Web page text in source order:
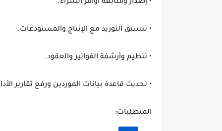
• إصدار ومتابعة أوامر الشراء.
• تنسيق التوريد مع الإنتاج والمستودعات.
• تنظيم وأرشفة الفواتير والعقود.
• تحديث قاعدة بيانات الموردين ورفع تقارير
المتطلبات: